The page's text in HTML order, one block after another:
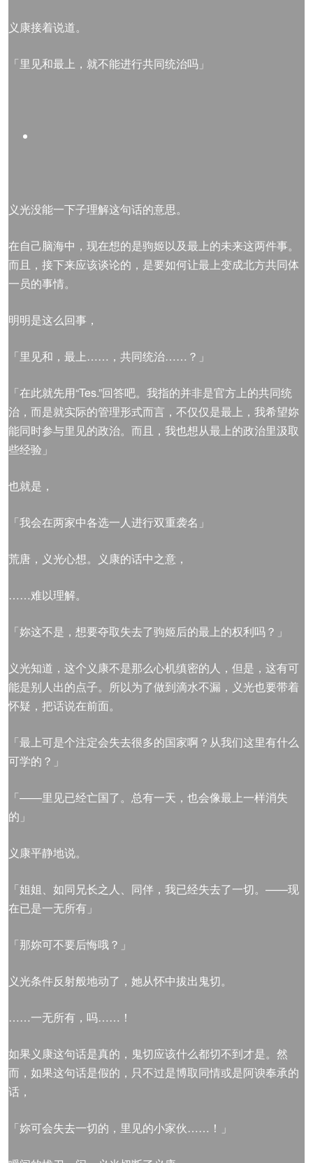
义康接着说道。
「里见和最上，就不能进行共同统治吗」
义光没能一下子理解这句话的意思。
在自己脑海中，现在想的是驹姬以及最上的未来这两件事。
而且，接下来应该谈论的，是要如何让最上变成北方共同体
一员的事情。
明明是这么回事，
「里见和，最上……，共同统治……？」
「在此就先用“Tes.”回答吧。我指的并非是官方上的共同统
治，而是就实际的管理形式而言，不仅仅是最上，我希望妳
能同时参与里见的政治。而且，我也想从最上的政治里汲取
些经验」
也就是，
「我会在两家中各选一人进行双重袭名」
荒唐，义光心想。义康的话中之意，
……难以理解。
「妳这不是，想要夺取失去了驹姬后的最上的权利吗？」
义光知道，这个义康不是那么心机缜密的人，但是，这有可
能是别人出的点子。所以为了做到滴水不漏，义光也要带着
怀疑，把话说在前面。
「最上可是个注定会失去很多的国家啊？从我们这里有什么
可学的？」
「——里见已经亡国了。总有一天，也会像最上一样消失
的」
义康平静地说。
「姐姐、如同兄长之人、同伴，我已经失去了一切。——现
在已是一无所有」
「那妳可不要后悔哦？」
义光条件反射般地动了，她从怀中拔出鬼切。
……一无所有，吗……！
如果义康这句话是真的，鬼切应该什么都切不到才是。然
而，如果这句话是假的，只不过是博取同情或是阿谀奉承的
话，
「妳可会失去一切的，里见的小家伙……！」